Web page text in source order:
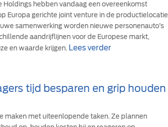
hebben vandaag een overeenkomst
Europa gerichte joint venture in de productielocatie
samenwerking worden nieuwe personenauto’s
aandrijflijnen voor de Europese markt,
en waarde krijgen. Lees verder
tijd besparen en grip houden
maken met uiteenlopende taken. Ze plannen